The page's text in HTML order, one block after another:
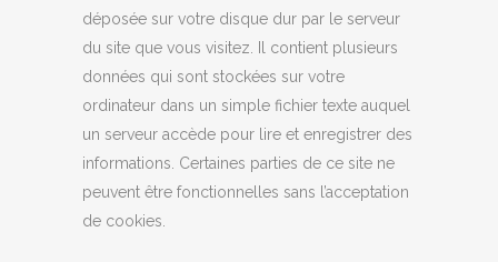
déposée sur votre disque dur par le serveur
du site que vous visitez. Il contient plusieurs
données qui sont stockées sur votre
ordinateur dans un simple fichier texte auquel
un serveur accède pour lire et enregistrer des
informations. Certaines parties de ce site ne
peuvent être fonctionnelles sans l’acceptation
de cookies.